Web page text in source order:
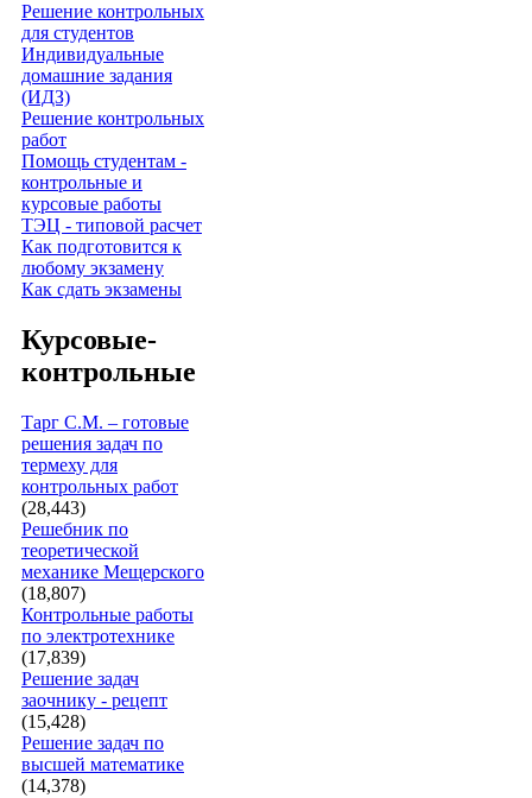
Решение контрольных
для студентов
Индивидуальные
домашние задания
(ИДЗ)
Решение контрольных
работ
Помощь студентам -
контрольные и
курсовые работы
ТЭЦ - типовой расчет
Как подготовится к
любому экзамену
Как сдать экзамены
Курсовые-
контрольные
Тарг С.М. – готовые
решения задач по
термеху для
контрольных работ
(28,443)
Решебник по
теоретической
механике Мещерского
(18,807)
Контрольные работы
по электротехнике
(17,839)
Решение задач
заочнику - рецепт
(15,428)
Решение задач по
высшей математике
(14,378)